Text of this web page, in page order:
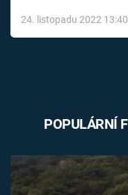
24. listopadu 2022 13:40
POPULÁRNÍ